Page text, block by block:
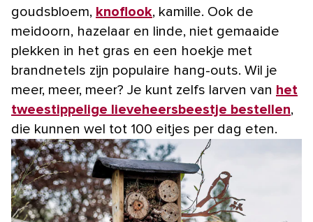
goudsbloem, knoflook, kamille. Ook de
meidoorn, hazelaar en linde, niet gemaaide
plekken in het gras en een hoekje met
brandnetels zijn populaire hang-outs. Wil je
meer, meer, meer? Je kunt zelfs larven van het
tweestippelige lieveheersbeestje bestellen,
die kunnen wel tot 100 eitjes per dag eten.